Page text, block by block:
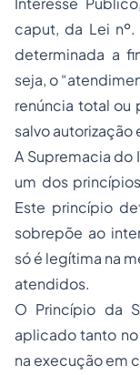
caput, da Lei
determinada a
seja, o
renúncia total ou
salvo autorização
A Supremacia do
um dos
Este princípio
sobrepõe ao
só é legítima na
atendidos.
O Princípio da
aplicado tanto
na execução em